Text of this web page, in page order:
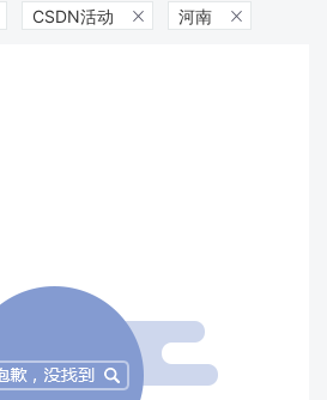
CSDN活动  河南 